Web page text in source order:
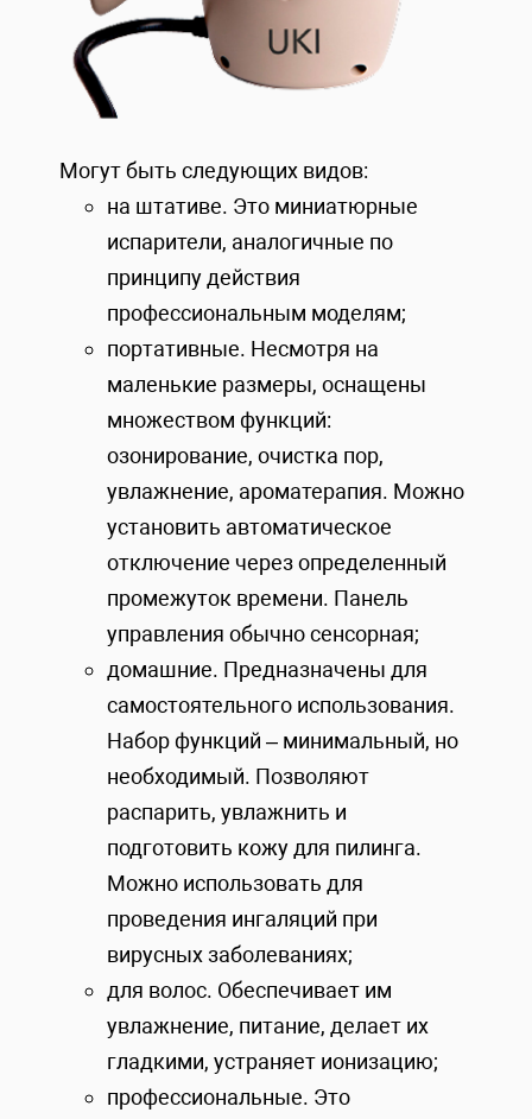
Могут быть следующих видов:
на штативе. Это миниатюрные
испарители, аналогичные по
принципу действия
профессиональным моделям;
портативные. Несмотря на
маленькие размеры, оснащены
множеством функций:
озонирование, очистка пор,
увлажнение, ароматерапия. Можно
установить автоматическое
отключение через определенный
промежуток времени. Панель
управления обычно сенсорная;
домашние. Предназначены для
самостоятельного использования.
Набор функций – минимальный, но
необходимый. Позволяют
распарить, увлажнить и
подготовить кожу для пилинга.
Можно использовать для
проведения ингаляций при
вирусных заболеваниях;
для волос. Обеспечивает им
увлажнение, питание, делает их
гладкими, устраняет ионизацию;
профессиональные. Это